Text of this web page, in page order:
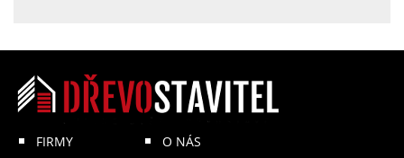
FIRMY
O NÁS